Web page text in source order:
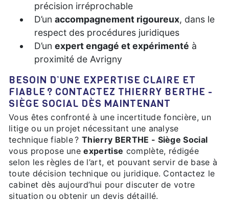
précision irréprochable
D’un accompagnement rigoureux, dans le
respect des procédures juridiques
D’un expert engagé et expérimenté à
proximité de Avrigny
BESOIN D’UNE EXPERTISE CLAIRE ET
FIABLE ? CONTACTEZ THIERRY BERTHE -
SIÈGE SOCIAL DÈS MAINTENANT
Vous êtes confronté à une incertitude foncière, un
litige ou un projet nécessitant une analyse
technique fiable ?Thierry BERTHE - Siège Social
vous propose uneexpertise complète, rédigée
selon les règles de l’art, et pouvant servir de base à
toute décision technique ou juridique. Contactez le
cabinet dès aujourd’hui pour discuter de votre
situation ou obtenir un devis détaillé.